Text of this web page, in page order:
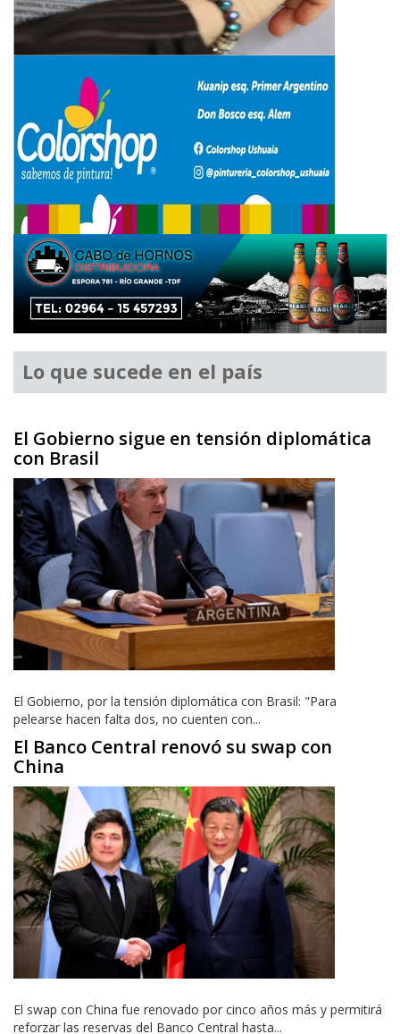
Lo que sucede en el país
El Gobierno sigue en tensión diplomática
con Brasil
El Gobierno, por la tensión diplomática con Brasil: "Para
pelearse hacen falta dos, no cuenten con...
El Banco Central renovó su swap con
China
El swap con China fue renovado por cinco años más y permitirá
reforzar las reservas del Banco Central hasta...